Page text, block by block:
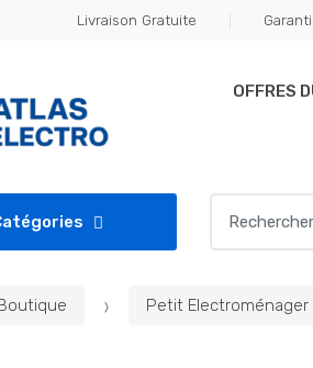
Livraison Gratuite
OFFRES
for:
Petit Electroménager